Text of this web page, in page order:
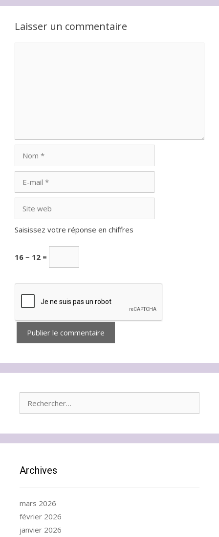
Laisser un commentaire
mail
web
Saisissez votre réponse en chiffres
16 − 12 =
Archives
mars 2026
février 2026
janvier 2026